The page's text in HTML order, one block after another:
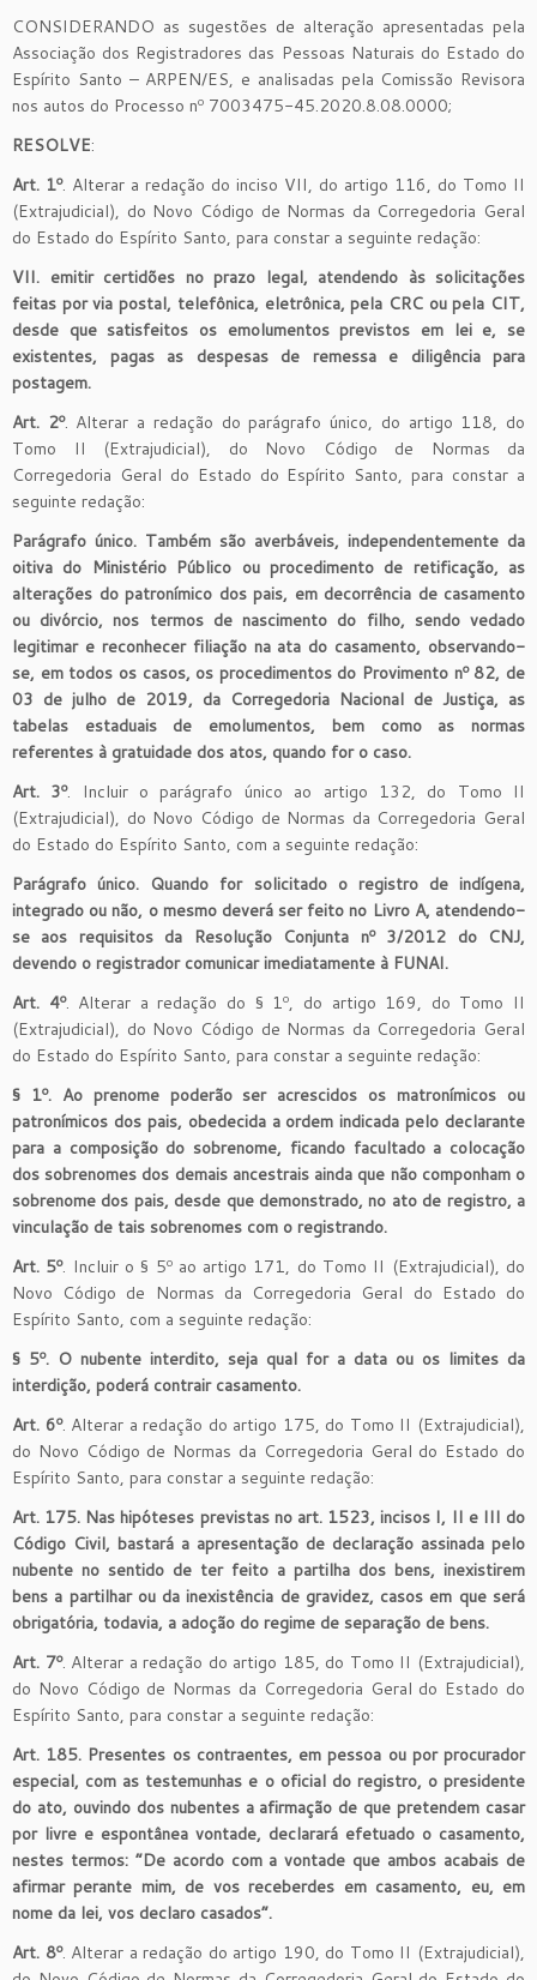
CONSIDERANDO as sugestões de alteração apresentadas pela
Associação dos Registradores das Pessoas Naturais do Estado do
Espírito Santo – ARPEN/ES, e analisadas pela Comissão Revisora
nos autos do Processo nº 7003475-45.2020.8.08.0000;
RESOLVE:
Art. 1º. Alterar a redação do inciso VII, do artigo 116, do Tomo II
(Extrajudicial), do Novo Código de Normas da Corregedoria Geral
do Estado do Espírito Santo, para constar a seguinte redação:
VII. emitir certidões no prazo legal, atendendo às solicitações
feitas por via postal, telefônica, eletrônica, pela CRC ou pela CIT,
desde que satisfeitos os emolumentos previstos em lei e, se
existentes, pagas as despesas de remessa e diligência para
postagem.
Art. 2º. Alterar a redação do parágrafo único, do artigo 118, do
Tomo II (Extrajudicial), do Novo Código de Normas da
Corregedoria Geral do Estado do Espírito Santo, para constar a
seguinte redação:
Parágrafo único. Também são averbáveis, independentemente da
oitiva do Ministério Público ou procedimento de retificação, as
alterações do patronímico dos pais, em decorrência de casamento
ou divórcio, nos termos de nascimento do filho, sendo vedado
legitimar e reconhecer filiação na ata do casamento, observando-
se, em todos os casos, os procedimentos do Provimento nº 82, de
03 de julho de 2019, da Corregedoria Nacional de Justiça, as
tabelas estaduais de emolumentos, bem como as normas
referentes à gratuidade dos atos, quando for o caso.
Art. 3º. Incluir o parágrafo único ao artigo 132, do Tomo II
(Extrajudicial), do Novo Código de Normas da Corregedoria Geral
do Estado do Espírito Santo, com a seguinte redação:
Parágrafo único. Quando for solicitado o registro de indígena,
integrado ou não, o mesmo deverá ser feito no Livro A, atendendo-
se aos requisitos da Resolução Conjunta nº 3/2012 do CNJ,
devendo o registrador comunicar imediatamente à FUNAI.
Art. 4º. Alterar a redação do § 1º, do artigo 169, do Tomo II
(Extrajudicial), do Novo Código de Normas da Corregedoria Geral
do Estado do Espírito Santo, para constar a seguinte redação:
§ 1º. Ao prenome poderão ser acrescidos os matronímicos ou
patronímicos dos pais, obedecida a ordem indicada pelo declarante
para a composição do sobrenome, ficando facultado a colocação
dos sobrenomes dos demais ancestrais ainda que não componham o
sobrenome dos pais, desde que demonstrado, no ato de registro, a
vinculação de tais sobrenomes com o registrando.
Art. 5º. Incluir o § 5º ao artigo 171, do Tomo II (Extrajudicial), do
Novo Código de Normas da Corregedoria Geral do Estado do
Espírito Santo, com a seguinte redação:
§ 5º. O nubente interdito, seja qual for a data ou os limites da
interdição, poderá contrair casamento.
Art. 6º. Alterar a redação do artigo 175, do Tomo II (Extrajudicial),
do Novo Código de Normas da Corregedoria Geral do Estado do
Espírito Santo, para constar a seguinte redação:
Art. 175. Nas hipóteses previstas no art. 1523, incisos I, II e III do
Código Civil, bastará a apresentação de declaração assinada pelo
nubente no sentido de ter feito a partilha dos bens, inexistirem
bens a partilhar ou da inexistência de gravidez, casos em que será
obrigatória, todavia, a adoção do regime de separação de bens.
Art. 7º. Alterar a redação do artigo 185, do Tomo II (Extrajudicial),
do Novo Código de Normas da Corregedoria Geral do Estado do
Espírito Santo, para constar a seguinte redação:
Art. 185. Presentes os contraentes, em pessoa ou por procurador
especial, com as testemunhas e o oficial do registro, o presidente
do ato, ouvindo dos nubentes a afirmação de que pretendem casar
por livre e espontânea vontade, declarará efetuado o casamento,
nestes termos: “De acordo com a vontade que ambos acabais de
afirmar perante mim, de vos receberdes em casamento, eu, em
nome da lei, vos declaro casados”.
Art. 8º. Alterar a redação do artigo 190, do Tomo II (Extrajudicial),